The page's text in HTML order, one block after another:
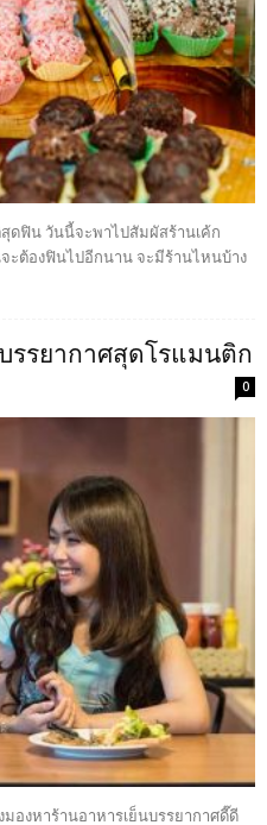
สุดฟิน วันนี้จะพาไปสัมผัสร้านเค้ก
ต้องฟินไปอีกนาน จะมีร้านไหนบ้าง
รรยากาศสุดโรแมนติก
0
องหาร้านอาหารเย็นบรรยากาศดี๊ดี